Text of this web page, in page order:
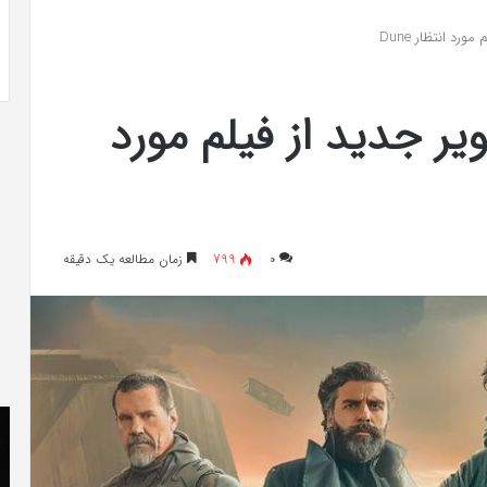
تریلر و ۱۲ تصویر جدید از فیلم مورد
۰ 799 زمان مطالعه یک دقیقه
می‌دهم»
کریستن
بل
می